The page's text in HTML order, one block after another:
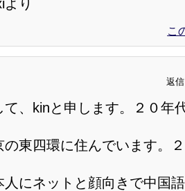
より
こ
返
て、kinと申します。２０年
の東四環に住んでいます。
人にネットと顔向きで中国